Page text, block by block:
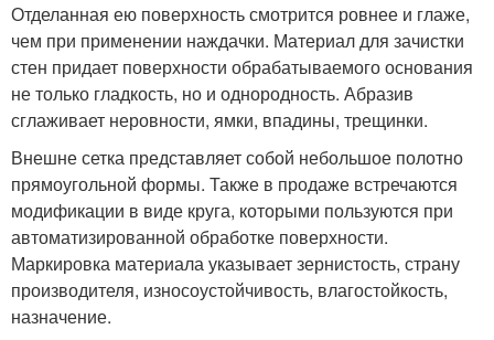
Отделанная ею поверхность смотрится ровнее и глаже,
чем при применении наждачки. Материал для зачистки
стен придает поверхности обрабатываемого основания
не только гладкость, но и однородность. Абразив
сглаживает неровности, ямки, впадины, трещинки.
Внешне сетка представляет собой небольшое полотно
прямоугольной формы. Также в продаже встречаются
модификации в виде круга, которыми пользуются при
автоматизированной обработке поверхности.
Маркировка материала указывает зернистость, страну
производителя, износоустойчивость, влагостойкость,
назначение.